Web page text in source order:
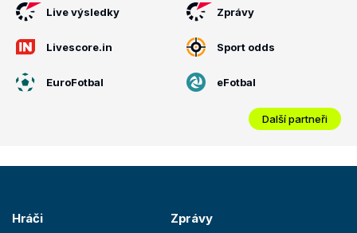
Live výsledky Zprávy
Livescore.in Sport odds
EuroFotbal eFotbal
Další partneři
Hráči Zprávy